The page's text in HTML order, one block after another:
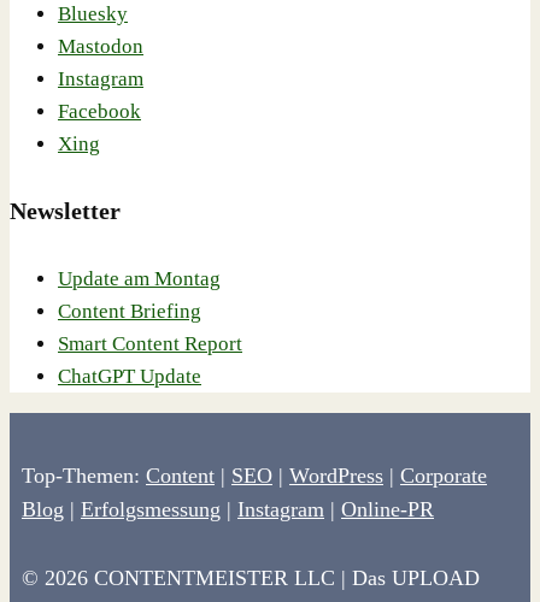
Bluesky
Mastodon
Instagram
Facebook
Xing
Newsletter
Update am Montag
Content Briefing
Smart Content Report
ChatGPT Update
Top-Themen: Content | SEO | WordPress | Corporate
Blog | Erfolgsmessung | Instagram | Online-PR
© 2026 CONTENTMEISTER LLC | Das UPLOAD